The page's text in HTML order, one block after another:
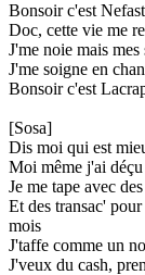
Bonsoir c'est
Doc, cette vie me
J'me noie mais
J'me soigne en
Bonsoir c'est
[Sosa]
Dis moi qui est
Moi même j'ai
Je me tape avec
Et des transac'
mois
J'taffe comme un
J'veux du cash,